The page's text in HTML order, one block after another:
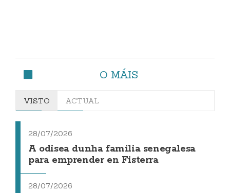
O MÁIS
VISTO ACTUAL
28/07/2026
A odisea dunha familia senegalesa
para emprender en Fisterra
28/07/2026